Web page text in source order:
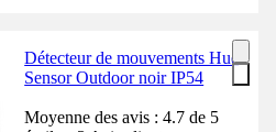
Détecteur de mouvements Hue
Sensor Outdoor noir IP54
Moyenne des avis : 4.7 de 5